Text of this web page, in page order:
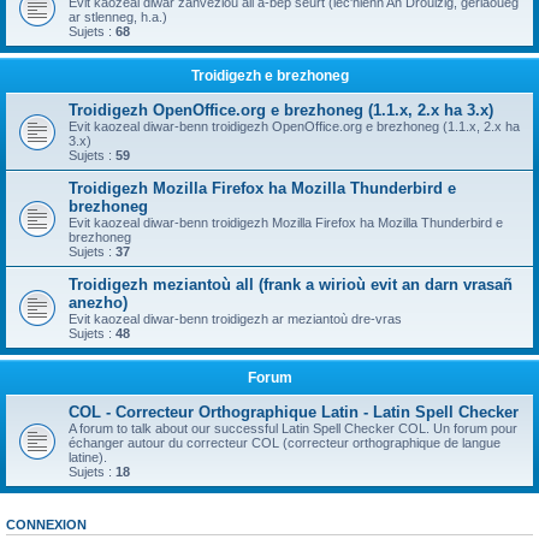
ar stlenneg, h.a.)
Sujets : 68
Troidigezh e brezhoneg
Troidigezh OpenOffice.org e brezhoneg (1.1.x, 2.x ha 3.x)
Evit kaozeal diwar-benn troidigezh OpenOffice.org e brezhoneg (1.1.x, 2.x ha
3.x)
Sujets : 59
Troidigezh Mozilla Firefox ha Mozilla Thunderbird e
brezhoneg
Evit kaozeal diwar-benn troidigezh Mozilla Firefox ha Mozilla Thunderbird e
brezhoneg
Sujets : 37
Troidigezh meziantoù all (frank a wirioù evit an darn vrasañ
anezho)
Evit kaozeal diwar-benn troidigezh ar meziantoù dre-vras
Sujets : 48
Forum
COL - Correcteur Orthographique Latin - Latin Spell Checker
A forum to talk about our successful Latin Spell Checker COL. Un forum pour
échanger autour du correcteur COL (correcteur orthographique de langue
latine).
Sujets : 18
CONNEXION